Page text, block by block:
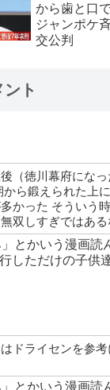
から歯と口
ジャンポケ
交公判
ト
（徳川幕府にな
から鍛えられた上
かった そういう
双しすぎではある
とかいう漫画読
しただけの子供
ドライセンを参
とかいう漫画読